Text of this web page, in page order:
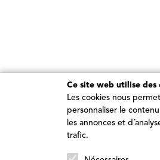
REJOIGNEZ NOTRE
Ce site web utilise des
Les cookies nous
personnaliser le
les annonces et
trafic.